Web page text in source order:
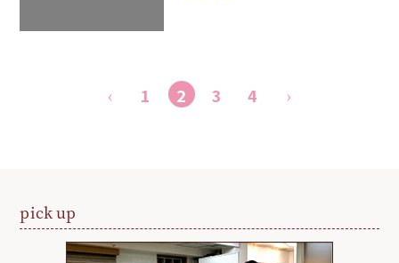
‹ 1 2 3 4 ›
pick up